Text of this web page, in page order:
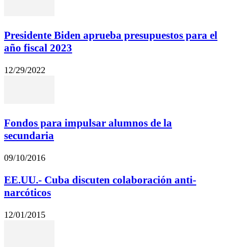
Presidente Biden aprueba presupuestos para el
año fiscal 2023
12/29/2022
Fondos para impulsar alumnos de la
secundaria
09/10/2016
EE.UU.- Cuba discuten colaboración anti-
narcóticos
12/01/2015